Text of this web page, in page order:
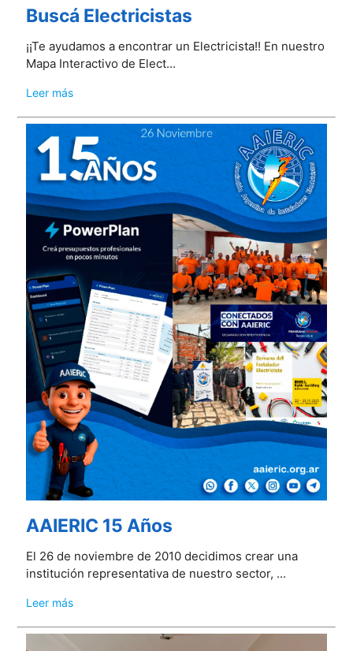
Buscá Electricistas
¡¡Te ayudamos a encontrar un Electricista!! En nuestro
Mapa Interactivo de Elect...
Leer más
AAIERIC 15 Años
El 26 de noviembre de 2010 decidimos crear una
institución representativa de nuestro sector, ...
Leer más